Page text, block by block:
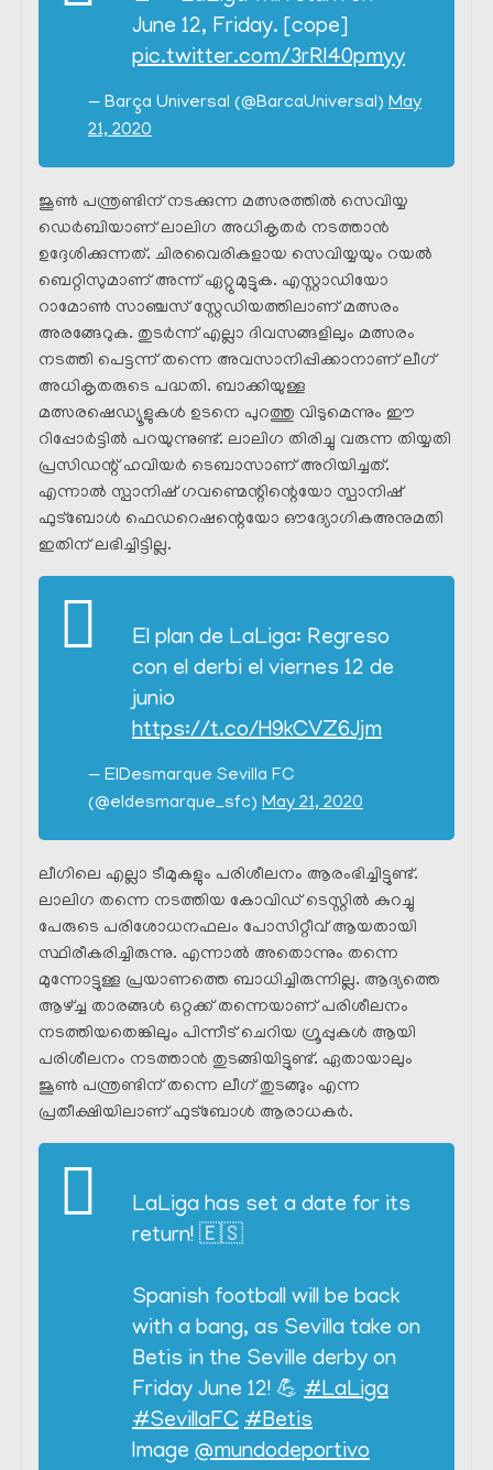
June 12, Friday. [cope]
pic.twitter.com/3rRl40pmyy
— Barça Universal (@BarcaUniversal) May
21, 2020
ജൂൺ പന്ത്രണ്ടിന് നടക്കുന്ന മത്സരത്തിൽ സെവിയ്യ
ഡെർബിയാണ് ലാലിഗ അധികൃതർ നടത്താൻ
ഉദ്ദേശിക്കുന്നത്. ചിരവൈരികളായ സെവിയ്യയും റയൽ
ബെറ്റിസുമാണ് അന്ന് ഏറ്റുമുട്ടുക. എസ്റ്റാഡിയോ
റാമോൺ സാഞ്ചസ് സ്റ്റേഡിയത്തിലാണ് മത്സരം
അരങ്ങേറുക. തുടർന്ന് എല്ലാ ദിവസങ്ങളിലും മത്സരം
നടത്തി പെട്ടന്ന് തന്നെ അവസാനിപ്പിക്കാനാണ് ലീഗ്
അധികൃതരുടെ പദ്ധതി. ബാക്കിയുള്ള
മത്സരഷെഡ്യൂളുകൾ ഉടനെ പുറത്തു വിടുമെന്നും ഈ
റിപ്പോർട്ടിൽ പറയുന്നുണ്ട്. ലാലിഗ തിരിച്ചു വരുന്ന തിയ്യതി
പ്രസിഡന്റ്‌ ഹവിയർ ടെബാസാണ് അറിയിച്ചത്.
എന്നാൽ സ്പാനിഷ് ഗവണ്മെന്റിന്റെയോ സ്പാനിഷ്
ഫുട്ബോൾ ഫെഡറെഷന്റെയോ ഔദ്യോഗികഅനുമതി
ഇതിന് ലഭിച്ചിട്ടില്ല.
El plan de LaLiga: Regreso
con el derbi el viernes 12 de
junio
https://t.co/H9kCVZ6Jjm
— ElDesmarque Sevilla FC
(@eldesmarque_sfc) May 21, 2020
ലീഗിലെ എല്ലാ ടീമുകളും പരിശീലനം ആരംഭിച്ചിട്ടുണ്ട്.
ലാലിഗ തന്നെ നടത്തിയ കോവിഡ് ടെസ്റ്റിൽ കുറച്ചു
പേരുടെ പരിശോധനഫലം പോസിറ്റീവ് ആയതായി
സ്ഥിരീകരിച്ചിരുന്നു. എന്നാൽ അതൊന്നും തന്നെ
മുന്നോട്ടുള്ള പ്രയാണത്തെ ബാധിച്ചിരുന്നില്ല. ആദ്യത്തെ
ആഴ്ച്ച താരങ്ങൾ ഒറ്റക്ക് തന്നെയാണ് പരിശീലനം
നടത്തിയതെങ്കിലും പിന്നീട് ചെറിയ ഗ്രൂപ്പുകൾ ആയി
പരിശീലനം നടത്താൻ തുടങ്ങിയിട്ടുണ്ട്. ഏതായാലും
ജൂൺ പന്ത്രണ്ടിന് തന്നെ ലീഗ് തുടങ്ങും എന്ന
പ്രതീക്ഷിയിലാണ് ഫുട്ബോൾ ആരാധകർ.
LaLiga has set a date for its
return! 🇪🇸
Spanish football will be back
with a bang, as Sevilla take on
Betis in the Seville derby on
Friday June 12! 💪 #LaLiga
#SevillaFC #Betis
Image @mundodeportivo